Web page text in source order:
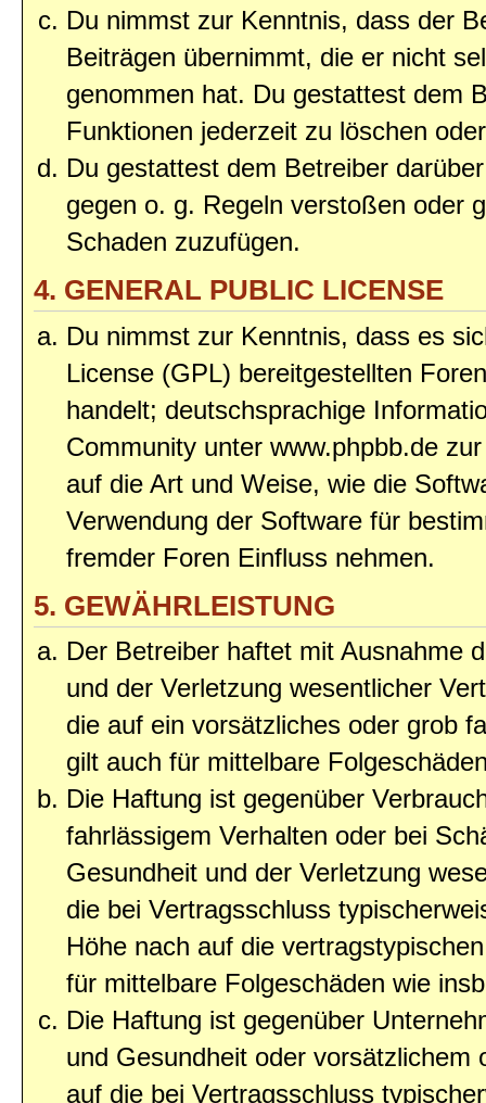
Du nimmst zur Kenntnis, dass der
Beiträgen übernimmt, die er nicht
genommen hat. Du gestattest dem
Funktionen jederzeit zu löschen
Du gestattest dem Betreiber
gegen o. g. Regeln verstoßen oder
Schaden zuzufügen.
4. GENERAL PUBLIC LICENSE
Du nimmst zur Kenntnis, dass es
License (GPL) bereitgestellten
handelt; deutschsprachige
Community unter www.phpbb.de
auf die Art und Weise, wie die
Verwendung der Software für
fremder Foren Einfluss nehmen.
5. GEWÄHRLEISTUNG
Der Betreiber haftet mit Ausnahme
und der Verletzung wesentlicher
die auf ein vorsätzliches oder grob
gilt auch für mittelbare
Die Haftung ist gegenüber
fahrlässigem Verhalten oder bei
Gesundheit und der Verletzung
die bei Vertragsschluss
Höhe nach auf die
für mittelbare Folgeschäden wie
Die Haftung ist gegenüber
und Gesundheit oder
auf die bei Vertragsschluss